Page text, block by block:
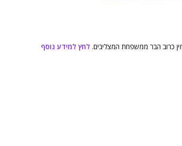
כרוב הבר ממשפחת המצליבים. לחץ למידע נוסף